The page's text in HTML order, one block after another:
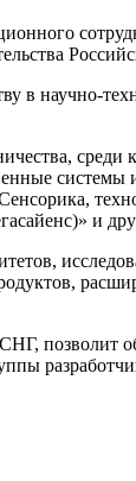
научно-
и
позволит